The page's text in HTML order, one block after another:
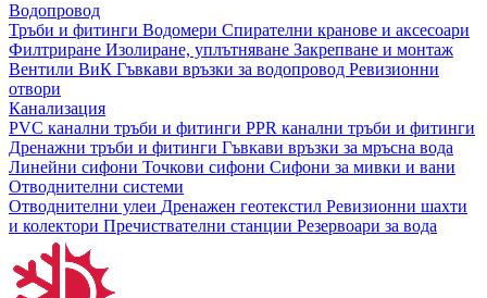
Водопровод
Тръби и фитинги Водомери Спирателни кранове и аксесоари
Филтриране Изолиране, уплътняване Закрепване и монтаж
Вентили ВиК Гъвкави връзки за водопровод Ревизионни
отвори
Канализация
PVC канални тръби и фитинги PPR канални тръби и фитинги
Дренажни тръби и фитинги Гъвкави връзки за мръсна вода
Линейни сифони Точкови сифони Сифони за мивки и вани
Отводнителни системи
Отводнителни улеи Дренажен геотекстил Ревизионни шахти
и колектори Пречиствателни станции Резервоари за вода